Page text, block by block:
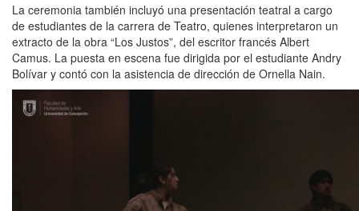
La ceremonia también incluyó una presentación teatral a cargo
de estudiantes de la carrera de Teatro, quienes interpretaron un
extracto de la obra “Los Justos”, del escritor francés Albert
Camus. La puesta en escena fue dirigida por el estudiante Andry
Bolívar y contó con la asistencia de dirección de Ornella Nain.